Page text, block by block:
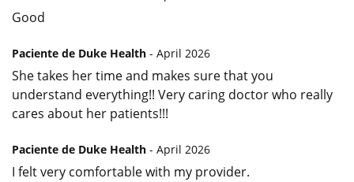
Good
Paciente de Duke Health - April 2026
She takes her time and makes sure that you
understand everything!! Very caring doctor who really
cares about her patients!!!
Paciente de Duke Health - April 2026
I felt very comfortable with my provider.